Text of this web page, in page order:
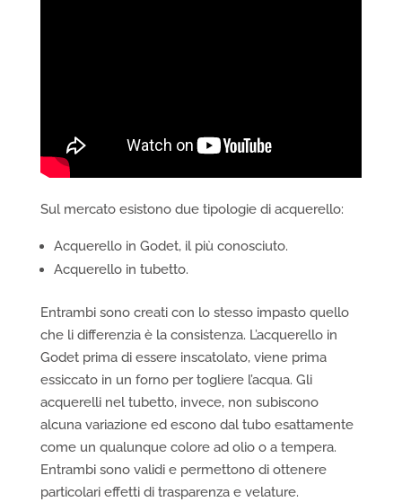
Sul mercato esistono due tipologie di acquerello:
Acquerello in Godet, il più conosciuto.
Acquerello in tubetto.
Entrambi sono creati con lo stesso impasto quello
che li differenzia è la consistenza. L’acquerello in
Godet prima di essere inscatolato, viene prima
essiccato in un forno per togliere l’acqua. Gli
acquerelli nel tubetto, invece, non subiscono
alcuna variazione ed escono dal tubo esattamente
come un qualunque colore ad olio o a tempera.
Entrambi sono validi e permettono di ottenere
particolari effetti di trasparenza e velature.